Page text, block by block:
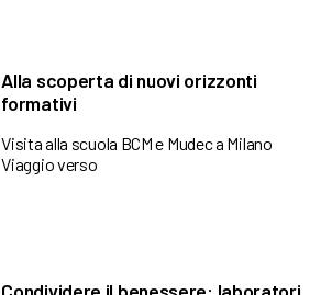
Alla scoperta di nuovi orizzonti
formativi
Visita alla scuola BCM e Mudec a Milano
Viaggio verso